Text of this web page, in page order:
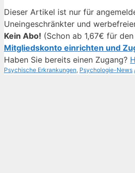
Dieser Artikel ist nur für
Uneingeschränkter und
Kein Abo! (Schon ab 1,67€ für
Mitgliedskonto einrichten und
Haben Sie bereits einen Zugang?
Kategorien
Psychische Erkrankungen Psychologie-News